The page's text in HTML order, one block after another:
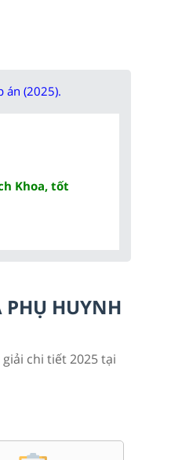
án (2025).
Khoa, tốt
PHỤ HUYNH
chi tiết 2025 tại